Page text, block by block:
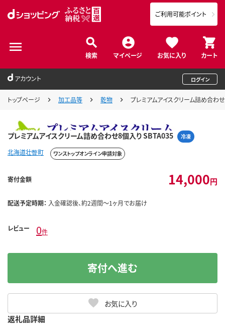
検索 マイページ お気に入り カート
ご利用可能ポイント
アカウント ログイン
トップページ 加工品等 乾物 プレミアムアイスクリーム詰め合わ
プレミアムアイスクリーム詰め合わせ8個入り SBTA035 冷凍
北海道壮瞥町 ワンストップオンライン申請対象
寄付金額 14,000円
配送予定時期： 入金確認後、約2週間～1ヶ月でお届け
レビュー 0件
お気に入り
寄付へ進む
返礼品詳細